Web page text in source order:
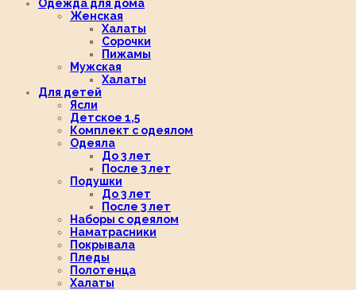
Одежда для дома
Женская
Халаты
Сорочки
Пижамы
Мужская
Халаты
Для детей
Ясли
Детское 1,5
Комплект с одеялом
Одеяла
До 3 лет
После 3 лет
Подушки
До 3 лет
После 3 лет
Наборы с одеялом
Наматрасники
Покрывала
Пледы
Полотенца
Халаты